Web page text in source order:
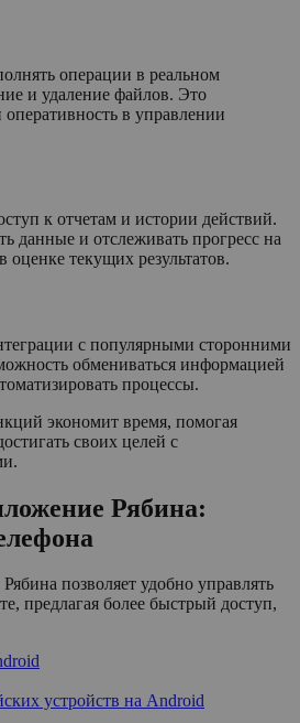
операции в реальном
и удаление файлов. Это
оперативность в управлении
к отчетам и истории действий.
данные и отслеживать прогресс на
оценке текущих результатов.
с популярными сторонними
обмениваться информацией
процессы.
экономит время, помогая
своих целей с
Рябина:
позволяет удобно управлять
предлагая более быстрый доступ,
устройств на Android